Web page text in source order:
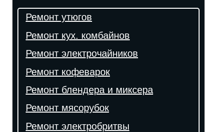
Ремонт утюгов
Ремонт кух. комбайнов
Ремонт электрочайников
Ремонт кофеварок
Ремонт блендера и миксера
Ремонт мясорубок
Ремонт электробритвы